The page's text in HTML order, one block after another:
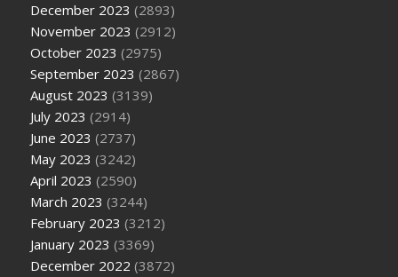
December 2023 (2893)
November 2023 (2912)
October 2023 (2975)
September 2023 (2867)
August 2023 (3139)
July 2023 (2914)
June 2023 (2737)
May 2023 (3242)
April 2023 (2590)
March 2023 (3244)
February 2023 (3212)
January 2023 (3369)
December 2022 (3872)